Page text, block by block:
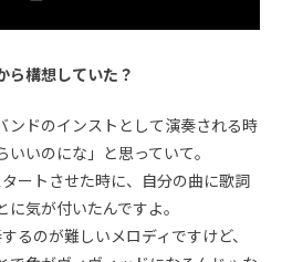
構想していた？
ンドのインストとして演奏される時
いのにな」と思っていて。
ートさせた時に、自分の曲に歌詞
気が付いたんですよ。
るのが難しいメロディですけど、